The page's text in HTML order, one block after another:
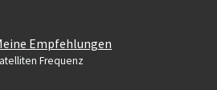
Empfehlungen
Frequenz